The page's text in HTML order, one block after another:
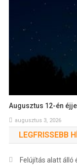
Augusztus 12-én
augusztus 3, 2026
LEGFRISSEBB
Felújítás alatt